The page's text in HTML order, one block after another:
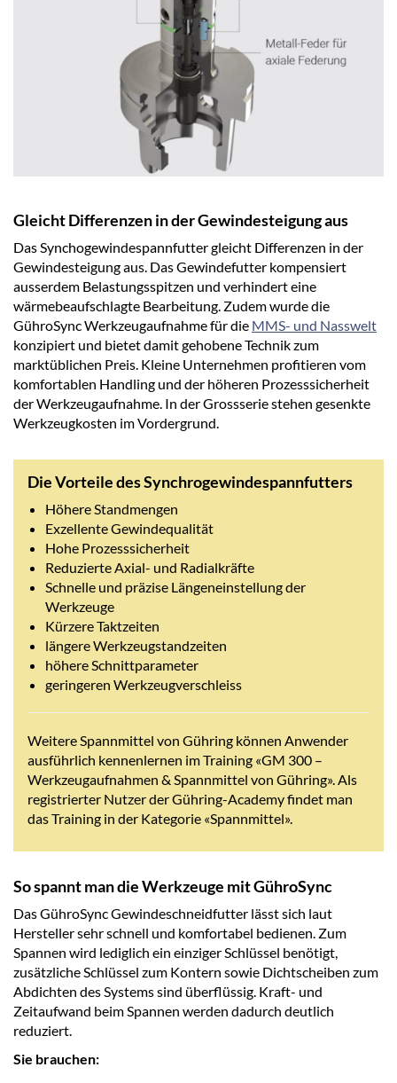
Gleicht Differenzen in der Gewindesteigung aus
Das Synchogewindespannfutter gleicht Differenzen in der
Gewindesteigung aus. Das Gewindefutter kompensiert
ausserdem Belastungsspitzen und verhindert eine
wärmebeaufschlagte Bearbeitung. Zudem wurde die
GühroSync Werkzeugaufnahme für die MMS- und Nasswelt
konzipiert und bietet damit gehobene Technik zum
marktüblichen Preis. Kleine Unternehmen profitieren vom
komfortablen Handling und der höheren Prozesssicherheit
der Werkzeugaufnahme. In der Grossserie stehen gesenkte
Werkzeugkosten im Vordergrund.
Die Vorteile des Synchrogewindespannfutters
Höhere Standmengen
Exzellente Gewindequalität
Hohe Prozesssicherheit
Reduzierte Axial- und Radialkräfte
Schnelle und präzise Längeneinstellung der
Werkzeuge
Kürzere Taktzeiten
längere Werkzeugstandzeiten
höhere Schnittparameter
geringeren Werkzeugverschleiss
Weitere Spannmittel von Gühring können Anwender
ausführlich kennenlernen im Training «GM 300 –
Werkzeugaufnahmen & Spannmittel von Gühring». Als
registrierter Nutzer der Gühring-Academy findet man
das Training in der Kategorie «Spannmittel».
So spannt man die Werkzeuge mit GühroSync
Das GühroSync Gewindeschneidfutter lässt sich laut
Hersteller sehr schnell und komfortabel bedienen. Zum
Spannen wird lediglich ein einziger Schlüssel benötigt,
zusätzliche Schlüssel zum Kontern sowie Dichtscheiben zum
Abdichten des Systems sind überflüssig. Kraft- und
Zeitaufwand beim Spannen werden dadurch deutlich
reduziert.
Sie brauchen: